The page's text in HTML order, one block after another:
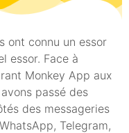
ont connu un essor
essor. Face à
Monkey App aux
passé des
des messageries
Telegram,